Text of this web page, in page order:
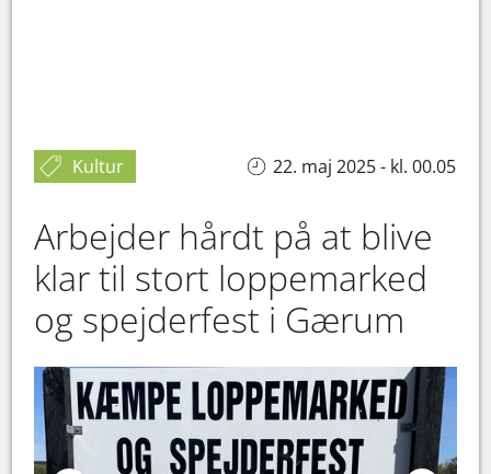
Kultur 22. maj 2025 - kl. 00.05
Arbejder hårdt på at blive
klar til stort loppemarked
og spejderfest i Gærum